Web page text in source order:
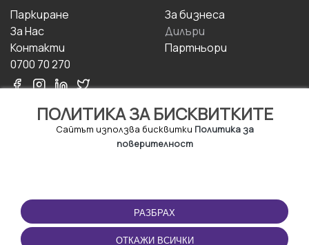
ПОЛИТИКА ЗА БИСКВИТКИТЕ
Сайтът използва бисквитки Политика за
поверителност
РАЗБРАХ
ОТКАЖИ ВСИЧКИ
Паркиране
За Hас
Контакти
0700 70 270
За бизнесa
Дилъри
Партньори
ПОЛЗВАНЕ
Правила и условия за
ползване
ПРИЛОЖЕНИЕТО